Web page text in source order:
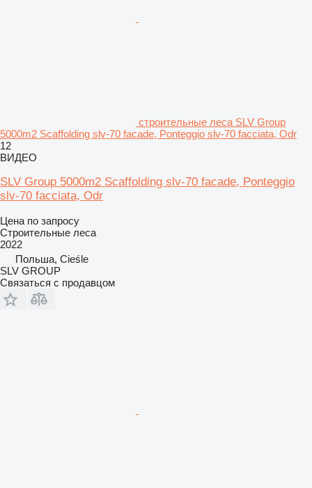
строительные леса SLV Group
5000m2 Scaffolding slv-70 facade, Ponteggio slv-70 facciata, Odr
12
ВИДЕО
SLV Group 5000m2 Scaffolding slv-70 facade, Ponteggio
slv-70 facciata, Odr
Цена по запросу
Строительные леса
2022
Польша, Cieśle
SLV GROUP
Связаться с продавцом